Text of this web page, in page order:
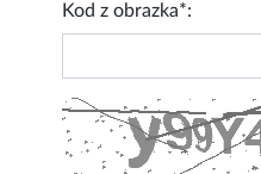
Kod z obrazka*: